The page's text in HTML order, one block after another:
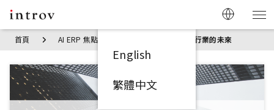
English
繁體中文
首頁 AI ERP 焦點見解 大數據決定物管行業的未來